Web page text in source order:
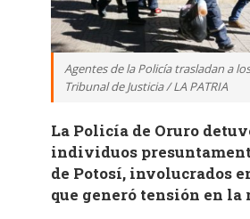
Agentes de la Policía trasladan a
Tribunal de Justicia / LA PATRIA
La Policía de Oruro
individuos
de Potosí, involucrados
que generó tensión en la